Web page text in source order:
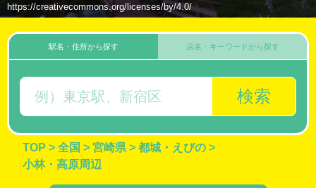
https://creativecommons.org/licenses/by/4.0/
駅名・住所から探す
検索
店名・キーワードから探す
TOP > 全国 > 宮崎県 > 都城・えびの >
小林・高原周辺